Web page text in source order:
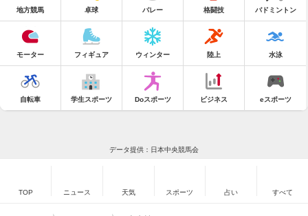
地方競馬 卓球 バレー 格闘技 バドミントン
モーター フィギュア ウィンター 陸上 水泳
自転車 学生スポーツ Doスポーツ ビジネス eスポーツ
データ提供：日本中央競馬会
TOP ニュース 天気 スポーツ 占い すべて